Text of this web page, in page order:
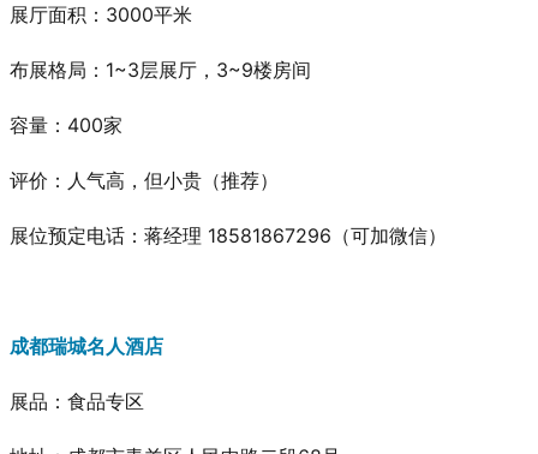
展厅面积：3000平米
布展格局：1~3层展厅，3~9楼房间
容量：400家
评价：人气高，但小贵 （推荐）
展位预定电话：蒋经理 18581867296（可加微信）
成都瑞城名人酒店
展品：食品专区